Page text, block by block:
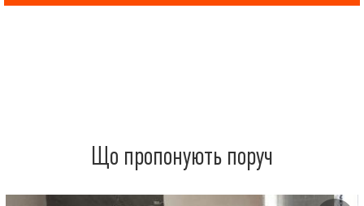
Що пропонують поруч